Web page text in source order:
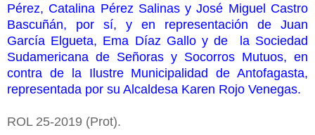
Pérez, Catalina Pérez Salinas y José Miguel Castro
Bascuñán, por sí, y en representación de Juan
García Elgueta, Ema Díaz Gallo y de la Sociedad
Sudamericana de Señoras y Socorros Mutuos, en
contra de la Ilustre Municipalidad de Antofagasta,
representada por su Alcaldesa Karen Rojo Venegas.
ROL 25-2019 (Prot).